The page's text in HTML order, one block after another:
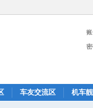
车友交流区 机车